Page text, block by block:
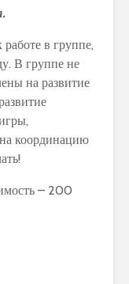
в группе,
В группе не
на развитие
координацию
– 200